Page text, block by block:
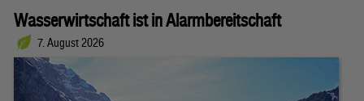
Wasserwirtschaft ist in Alarmbereitschaft
7. August 2026